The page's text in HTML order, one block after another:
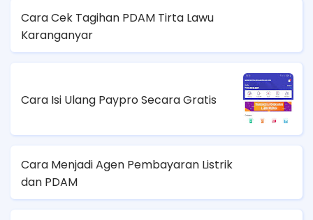
Cara Cek Tagihan PDAM Tirta Lawu
Karanganyar
Cara Isi Ulang Paypro Secara Gratis
Cara Menjadi Agen Pembayaran Listrik
dan PDAM